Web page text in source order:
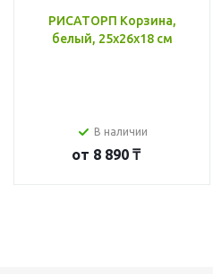
РИСАТОРП Корзина,
белый, 25x26x18 см
В наличии
от 8 890 ₸